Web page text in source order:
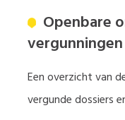
Openbare
Een overzicht van
vergunde dossiers